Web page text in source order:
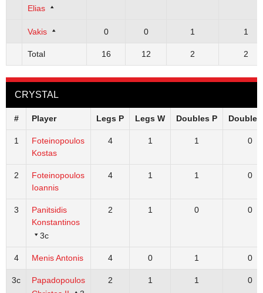
Elias
Vakis 0 0 1 1
Total 16 12 2 2
CRYSTAL
# Player Legs P Legs W Doubles P Doubles
1
Foteinopoulos
Kostas
4 1 1 0
2
Foteinopoulos
Ioannis
4 1 1 0
3
Panitsidis
Konstantinos
3c
2 1 0 0
4 Menis Antonis 4 0 1 0
3c
Papadopoulos
2 1 1 0